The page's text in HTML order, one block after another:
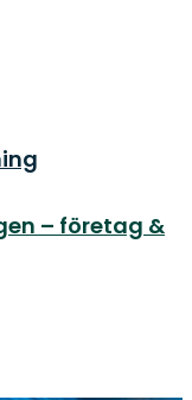
– företag &